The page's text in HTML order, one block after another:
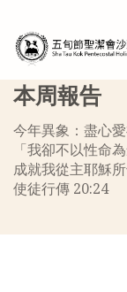
本周報告
今年異象：盡心
「我卻不以性命
成就我從主耶穌
使徒行傳 20:24